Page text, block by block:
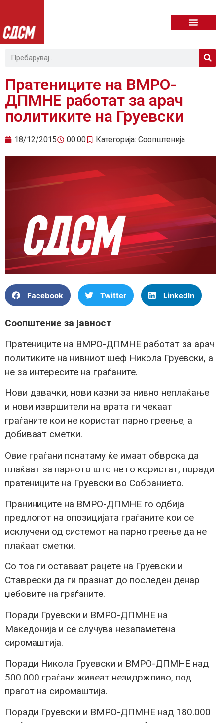
Пратениците на ВМРО-
ДПМНЕ работат за арач
политиките на Груевски
18/12/2015 00:00 Категорија: Соопштенија
Facebook Twitter LinkedIn
Соопштение за јавност
Пратениците на ВМРО-ДПМНЕ работат за арач
политиките на нивниот шеф Никола Груевски, а
не за интересите на граѓаните.
Нови давачки, нови казни за нивно неплаќање
и нови извршители на врата ги чекаат
граѓаните кои не користат парно греење, а
добиваат сметки.
Овие граѓани понатаму ќе имаат обврска да
плаќаат за парното што не го користат, поради
пратениците на Груевски во Собранието.
Праниниците на ВМРО-ДПМНЕ го одбија
предлогот на опозицијата граѓаните кои се
исклучени од системот на парно греење да не
плаќаат сметки.
Со тоа ги оставаат рацете на Груевски и
Ставрески да ги празнат до последен денар
џебовите на граѓаните.
Поради Груевски и ВМРО-ДПМНЕ на
Македонија и се случува незапаметена
сиромаштија.
Поради Никола Груевски и ВМРО-ДПМНЕ над
500.000 граѓани живеат незидржливо, под
прагот на сиромаштија.
Поради Груевски и ВМРО-ДПМНЕ над 180.000